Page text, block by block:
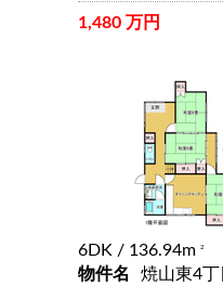
1,480 万円
6DK / 136.94m 2
物件名
焼山東4